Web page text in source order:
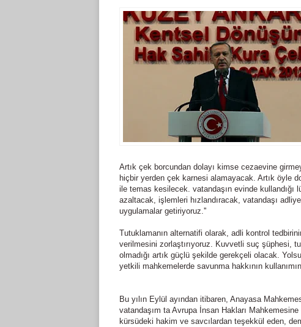
Artık çek borcundan dolayı kimse cezaevine
hiçbir yerden çek karnesi alamayacak. Artık öyle
ile temas kesilecek. vatandaşın evinde kullandığı
azaltacak, işlemleri hızlandıracak, vatandaşı
uygulamalar getiriyoruz.''
Tutuklamanın alternatifi olarak, adli kontrol
verilmesini zorlaştırıyoruz. Kuvvetli suç şüphesi,
olmadığı artık güçlü şekilde gerekçeli olacak.
yetkili mahkemelerde savunma hakkının
Bu yılın Eylül ayından itibaren, Anayasa
vatandaşım ta Avrupa İnsan Hakları
kürsüdeki hakim ve savcılardan teşekkül eden,